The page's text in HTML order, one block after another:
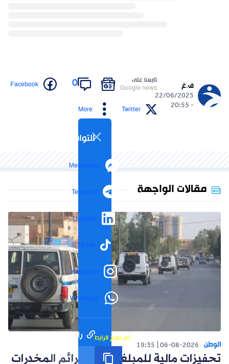
ف.غ
22/06/2025
- 20:55
تابعنا على
Google news
0
Facebook
Twitter
More
التواصل الاجتماعي
Messenger
Telegram
LinkedIn
TikTok
Instagram
WhatsApp
رابط مختصر تم نسخ الرابط
مقالات الواجهة
الوطن 06-08-2026
19:35
تحفيزات مالية للمبلغين عن جرائم المخدرات